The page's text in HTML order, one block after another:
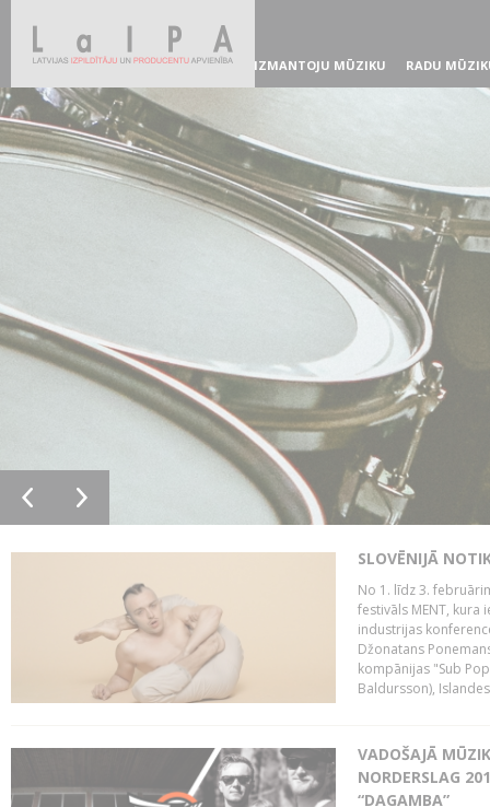
IZMANTOJU MŪZIKU RADU
SLOVĒNIJĀ
No 1. līdz 3.
festivāls MENT, kura
industrijas
Džonatans
kompānijas "Sub
Baldursson),
VADOŠAJĀ
NORDERSLAG
“DAGAMBA”